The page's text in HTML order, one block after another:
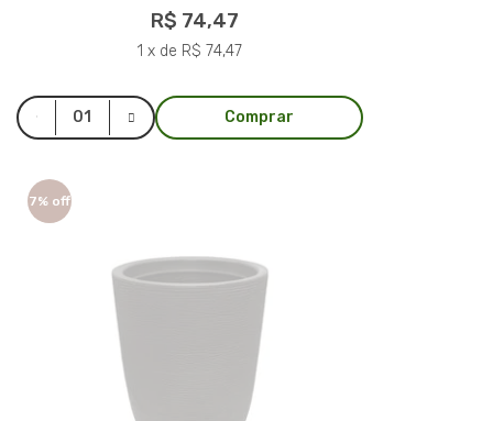
R$ 74,47
1 x de R$ 74,47
Comprar
7% off